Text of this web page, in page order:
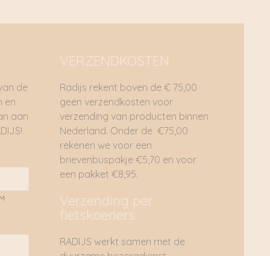
de
en
aan
VERZENDKOSTEN
Radijs rekent boven de € 75,00
geen verzendkosten voor
verzending van producten binnen
Nederland. Onder de €75,00
rekenen we voor een
brievenbuspakje €5,70 en voor
een pakket €8,95.
Verzending per
fietskoeriers
RADIJS werkt samen met de